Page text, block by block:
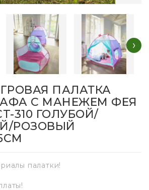
›
ПАЛАТКА
С МАНЕЖЕМ ФЕЯ
310 ГОЛУБОЙ/
РОЗОВЫЙ
палатки!